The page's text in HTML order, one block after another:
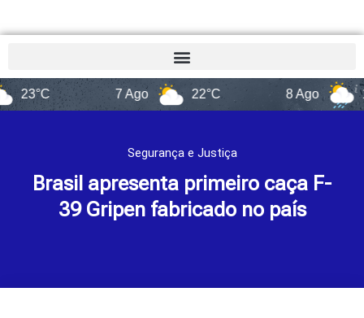
7 Ago 22°C 14°C
Segurança e Justiça
Brasil apresenta primeiro caça F-
39 Gripen fabricado no país